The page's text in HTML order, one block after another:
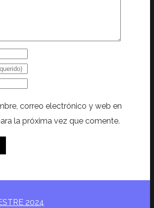
correo electrónico y web en
la próxima vez que comente.
2024